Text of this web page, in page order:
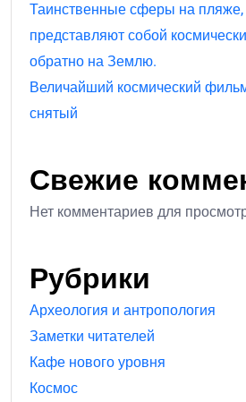
Таинственные сферы на пляже,
представляют собой
обратно на Землю.
Величайший космический
снятый
Свежие
Нет комментариев для
Рубрики
Археология и антропология
Заметки читателей
Кафе нового уровня
Космос